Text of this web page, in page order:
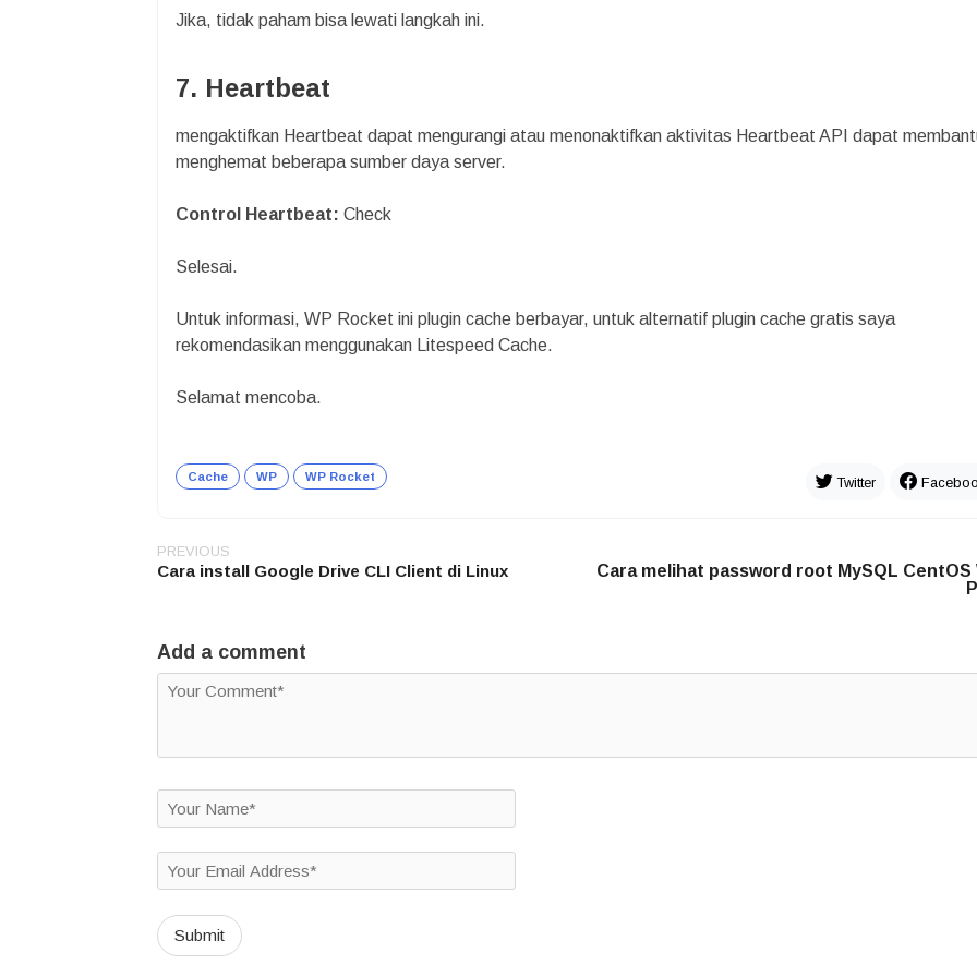
Jika, tidak paham bisa lewati langkah ini.
7. Heartbeat
mengaktifkan Heartbeat dapat mengurangi atau menonaktifkan aktivitas Heartbeat API dapat
menghemat beberapa sumber daya server.
Control Heartbeat: Check
Selesai.
Untuk informasi, WP Rocket ini plugin cache berbayar, untuk alternatif plugin cache gratis saya
rekomendasikan menggunakan Litespeed Cache.
Selamat mencoba.
Cache WP WP Rocket Twitter
Post
PREVIOUS
Cara install Google Drive CLI Client di Linux
Cara melihat password root MySQL CentOS
Add a comment